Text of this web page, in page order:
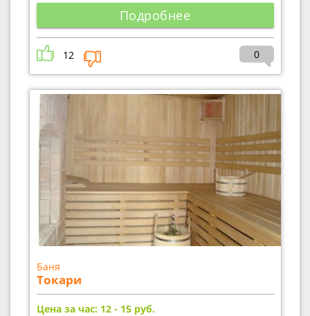
Подробнее
12 0
Баня
Токари
Цена за час: 12 - 15 руб.